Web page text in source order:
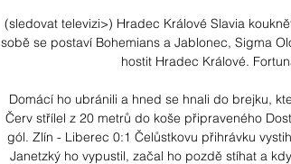
(sledovat televizi>) Hradec Králové Slavia
sobě se postaví Bohemians a Jablonec, Sigma
hostit Hradec Králové.
Domácí ho ubránili a hned se hnali do brejku,
Červ střílel z 20 metrů do koše připraveného
gól. Zlín - Liberec 0:1 Čelůstkovu přihrávku
Janetzký ho vypustil, začal ho pozdě stíhat a